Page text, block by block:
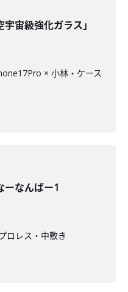
宙級強化ガラス」
× 小林・ケース
ーなんばー1
ロレス・中敷き